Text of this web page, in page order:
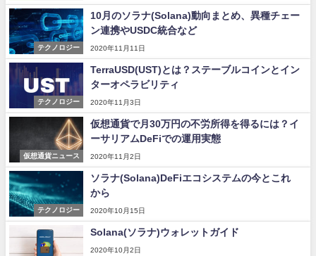
テクノロジー
10月のソラナ(Solana)動向まとめ、異種チェー
ン連携やUSDC統合など
2020年11月11日
テクノロジー
TerraUSD(UST)とは？ステーブルコインとイン
ターオペラビリティ
2020年11月3日
仮想通貨ニュース
仮想通貨で月30万円の不労所得を得るには？イ
ーサリアムDeFiでの運用実態
2020年11月2日
テクノロジー
ソラナ(Solana)DeFiエコシステムの今とこれ
から
2020年10月15日
Solana(ソラナ)ウォレットガイド
2020年10月2日